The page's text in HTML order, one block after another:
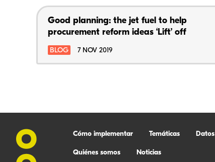
Good planning: the jet fuel to help
procurement reform ideas ‘Lift’ off
BLOG 7 NOV 2019
Cómo implementar Temáticas Datos
Quiénes somos Noticias